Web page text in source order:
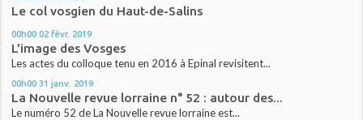
Le col vosgien du Haut-de-Salins
00h00 02 févr. 2019
L'image des Vosges
Les actes du colloque tenu en 2016 à Epinal revisitent...
00h00 31 janv. 2019
La Nouvelle revue lorraine n° 52 : autour des...
Le numéro 52 de La Nouvelle revue lorraine est...